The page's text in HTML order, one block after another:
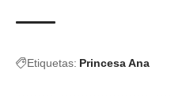
Etiquetas: Princesa Ana